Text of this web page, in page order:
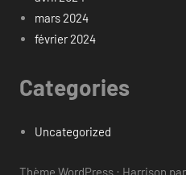
mars 2024
février 2024
Categories
Uncategorized
Thème WordPress : Harrison